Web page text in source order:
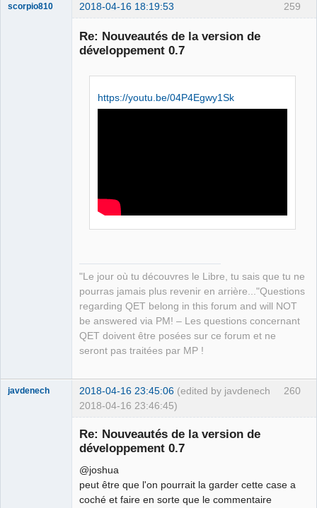
259
scorpio810 2018-04-16 18:19:53
Re: Nouveautés de la version de
développement 0.7
https://youtu.be/04P4Egwy1Sk
"Le jour où tu découvres le Libre, tu sais que tu ne
pourras jamais plus revenir en arrière..."Questions
regarding QET belong in this forum and will NOT
be answered via PM! – Les questions concernant
QET doivent être posées sur ce forum et ne
seront pas traitées par MP !
260
javdenech 2018-04-16 23:45:06 (edited by javdenech
2018-04-16 23:46:45)
Re: Nouveautés de la version de
développement 0.7
@joshua
peut être que l'on pourrait la garder cette case a
coché et faire en sorte que le commentaire